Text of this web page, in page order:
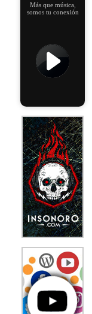
Más que música,
somos tu conexión